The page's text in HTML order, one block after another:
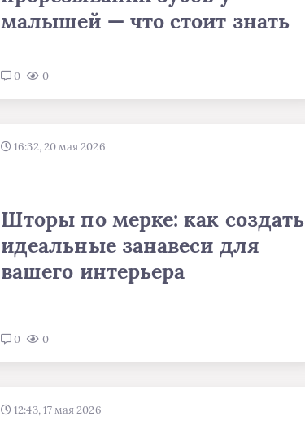
малышей — что стоит знать
0 0
16:32, 20 мая 2026
Шторы по мерке: как создать
идеальные занавеси для
вашего интерьера
0 0
12:43, 17 мая 2026